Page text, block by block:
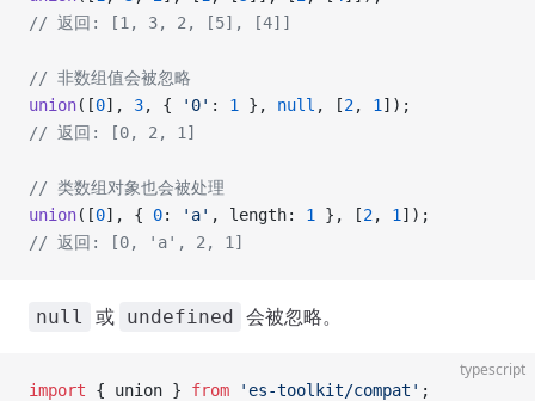
// 返回: [1, 3, 2, [5], [4]]
// 非数组值会被忽略
union([0], 3, { '0' : 1 }, null , [2, 1 ]);
// 返回: [0, 2, 1]
// 类数组对象也会被处理
union([0], { 0: 'a' , length: 1 }, [2, 1 ]);
// 返回: [0, 'a', 2, 1]
null 或 undefined 会被忽略。
typescript
import { union } from 'es-toolkit/compat' ;